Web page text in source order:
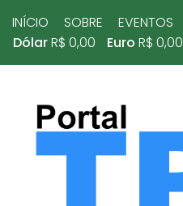
INÍCIO SOBRE EVENTOS
DólarR$ 0,00 Euro R$ 0,00